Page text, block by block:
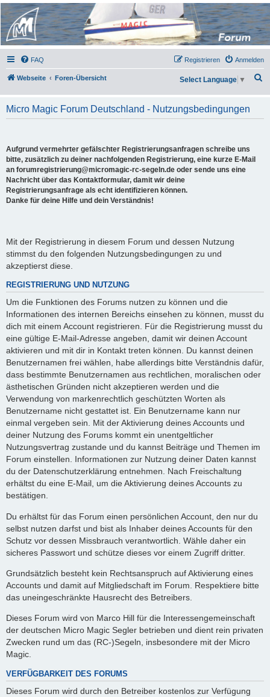
Micro Magic Forum
Deutschland
FAQ Anmelden
Registrieren
Webseite Foren-Übersicht
h
Select Language ▼
Micro Magic Forum Deutschland - Nutzungsbedingungen
Aufgrund vermehrter gefälschter Registrierungsanfragen schreibe uns
bitte, zusätzlich zu deiner nachfolgenden Registrierung, eine kurze E-Mail
an forumregistrierung@micromagic-rc-segeln.de oder sende uns eine
Nachricht über das Kontaktformular, damit wir deine
Registrierungsanfrage als echt identifizieren können.
Danke für deine Hilfe und dein Verständnis!
Mit der Registrierung in diesem Forum und dessen Nutzung
stimmst du den folgenden Nutzungsbedingungen zu und
akzeptierst diese.
REGISTRIERUNG UND NUTZUNG
Um die Funktionen des Forums nutzen zu können und die
Informationen des internen Bereichs einsehen zu können, musst du
dich mit einem Account registrieren. Für die Registrierung musst du
eine gültige E-Mail-Adresse angeben, damit wir deinen Account
aktivieren und mit dir in Kontakt treten können. Du kannst deinen
Benutzernamen frei wählen, habe allerdings bitte Verständnis dafür,
dass bestimmte Benutzernamen aus rechtlichen, moralischen oder
ästhetischen Gründen nicht akzeptieren werden und die
Verwendung von markenrechtlich geschützten Worten als
Benutzername nicht gestattet ist. Ein Benutzername kann nur
einmal vergeben sein. Mit der Aktivierung deines Accounts und
deiner Nutzung des Forums kommt ein unentgeltlicher
Nutzungsvertrag zustande und du kannst Beiträge und Themen im
Forum einstellen. Informationen zur Nutzung deiner Daten kannst
du der Datenschutzerklärung entnehmen. Nach Freischaltung
erhältst du eine E-Mail, um die Aktivierung deines Accounts zu
bestätigen.
Du erhältst für das Forum einen persönlichen Account, den nur du
selbst nutzen darfst und bist als Inhaber deines Accounts für den
Schutz vor dessen Missbrauch verantwortlich. Wähle daher ein
sicheres Passwort und schütze dieses vor einem Zugriff dritter.
Grundsätzlich besteht kein Rechtsanspruch auf Aktivierung eines
Accounts und damit auf Mitgliedschaft im Forum. Respektiere bitte
das uneingeschränkte Hausrecht des Betreibers.
Dieses Forum wird von Marco Hill für die Interessengemeinschaft
der deutschen Micro Magic Segler betrieben und dient rein privaten
Zwecken rund um das (RC-)Segeln, insbesondere mit der Micro
Magic.
VERFÜGBARKEIT DES FORUMS
Dieses Forum wird durch den Betreiber kostenlos zur Verfügung